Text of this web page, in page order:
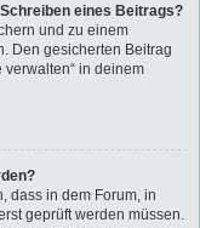
eines Beitrags?
und zu einem
Den gesicherten Beitrag
verwalten“ in deinem
dass in dem Forum, in
geprüft werden müssen.